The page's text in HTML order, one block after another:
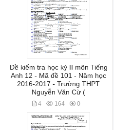
Đề kiểm tra học kỳ II môn Tiếng
Anh 12 - Mã đề 101 - Năm học
2016-2017 - Trường THPT
Nguyễn Văn Cừ (
4 164 0